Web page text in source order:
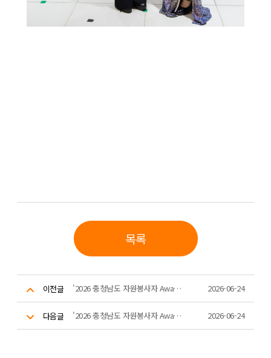
목록
이전글 '2026 충청남도 자원봉사자 Awards' 8,000시간 우수봉사자 공로패 수여 (2) 2026-06-24
다음글 '2026 충청남도 자원봉사자 Awards' 1,000시간 / 3,000시간 우수봉사자 배지수여 2026-06-24